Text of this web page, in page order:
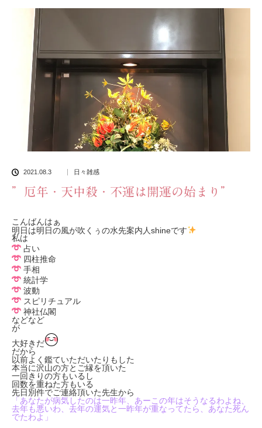
2021.08.3 日々雑感
”厄年・天中殺・不運は開運の始まり”
こんばんはぁ
明日は明日の風が吹くぅの水先案内人shineです
私は
占い
四柱推命
手相
統計学
波動
スピリチュアル
神社仏閣
などなど
が
大好きだ
だから
以前よく鑑ていただいたりもした
本当に沢山の方とご縁を頂いた
一回きりの方もいるし
回数を重ねた方もいる
先日別件でご連絡頂いた先生から
「あなたが病気したのは一昨年、あーこの年はそうなるわよね、
去年も悪いわ、去年の運気と一昨年が重なってたら、あなた死ん
でたわよ」